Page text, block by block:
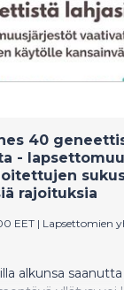
40
-
rajoituksia
EET | Lapsettomien
alkunsa